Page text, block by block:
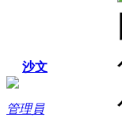
沙文
管理員